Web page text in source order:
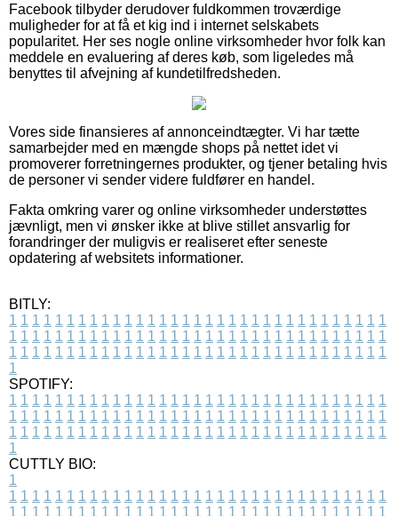
Facebook tilbyder derudover fuldkommen troværdige
muligheder for at få et kig ind i internet selskabets
popularitet. Her ses nogle online virksomheder hvor folk kan
meddele en evaluering af deres køb, som ligeledes må
benyttes til afvejning af kundetilfredsheden.
Vores side finansieres af annonceindtægter. Vi har tætte
samarbejder med en mængde shops på nettet idet vi
promoverer forretningernes produkter, og tjener betaling hvis
de personer vi sender videre fuldfører en handel.
Fakta omkring varer og online virksomheder understøttes
jævnligt, men vi ønsker ikke at blive stillet ansvarlig for
forandringer der muligvis er realiseret efter seneste
opdatering af websitets informationer.
BITLY:
1 1 1 1 1 1 1 1 1 1 1 1 1 1 1 1 1 1 1 1 1 1 1 1 1 1 1 1 1 1 1 1 1
1 1 1 1 1 1 1 1 1 1 1 1 1 1 1 1 1 1 1 1 1 1 1 1 1 1 1 1 1 1 1 1 1
1 1 1 1 1 1 1 1 1 1 1 1 1 1 1 1 1 1 1 1 1 1 1 1 1 1 1 1 1 1 1 1 1
1
SPOTIFY:
1 1 1 1 1 1 1 1 1 1 1 1 1 1 1 1 1 1 1 1 1 1 1 1 1 1 1 1 1 1 1 1 1
1 1 1 1 1 1 1 1 1 1 1 1 1 1 1 1 1 1 1 1 1 1 1 1 1 1 1 1 1 1 1 1 1
1 1 1 1 1 1 1 1 1 1 1 1 1 1 1 1 1 1 1 1 1 1 1 1 1 1 1 1 1 1 1 1 1
1
CUTTLY BIO:
1
1 1 1 1 1 1 1 1 1 1 1 1 1 1 1 1 1 1 1 1 1 1 1 1 1 1 1 1 1 1 1 1 1
1 1 1 1 1 1 1 1 1 1 1 1 1 1 1 1 1 1 1 1 1 1 1 1 1 1 1 1 1 1 1 1 1